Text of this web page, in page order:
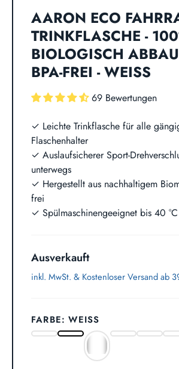
AARON ECO
TRINKFLASCHE -
BIOLOGISCH
BPA-FREI - WEISS
69 Bewertungen
✓ Leichte Trinkflasche für alle
Flaschenhalter
✓ Auslaufsicherer Sport-
unterwegs
✓ Hergestellt aus nachhaltigem
frei
✓ Spülmaschinengeeignet bis 40 °C
Ausverkauft
inkl. MwSt. & Kostenloser Versand ab
FARBE: WEISS